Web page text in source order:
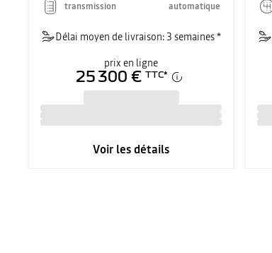
transmission automatique
Délai moyen de livraison: 3 semaines *
prix en ligne
25 300 € TTC*
Voir les détails